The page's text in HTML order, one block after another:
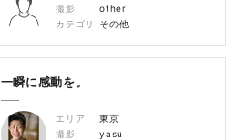
撮影
other
カテゴリ
その他
一瞬に感動を。
エリア
東京
撮影
yasu